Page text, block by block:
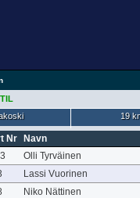
TIL
19
Nr
Navn
Olli Tyrväinen
Lassi Vuorinen
Niko Nättinen